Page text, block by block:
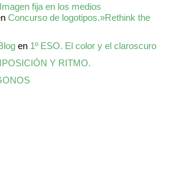
fija en los medios
Concurso de logotipos.»Rethink the
en 1º ESO. El color y el claroscuro
Y RITMO.